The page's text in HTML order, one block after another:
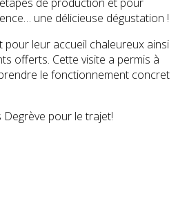
une délicieuse dégustation !
pour leur accueil chaleureux ainsi
offerts. Cette visite a permis à
le fonctionnement concret
pour le trajet!